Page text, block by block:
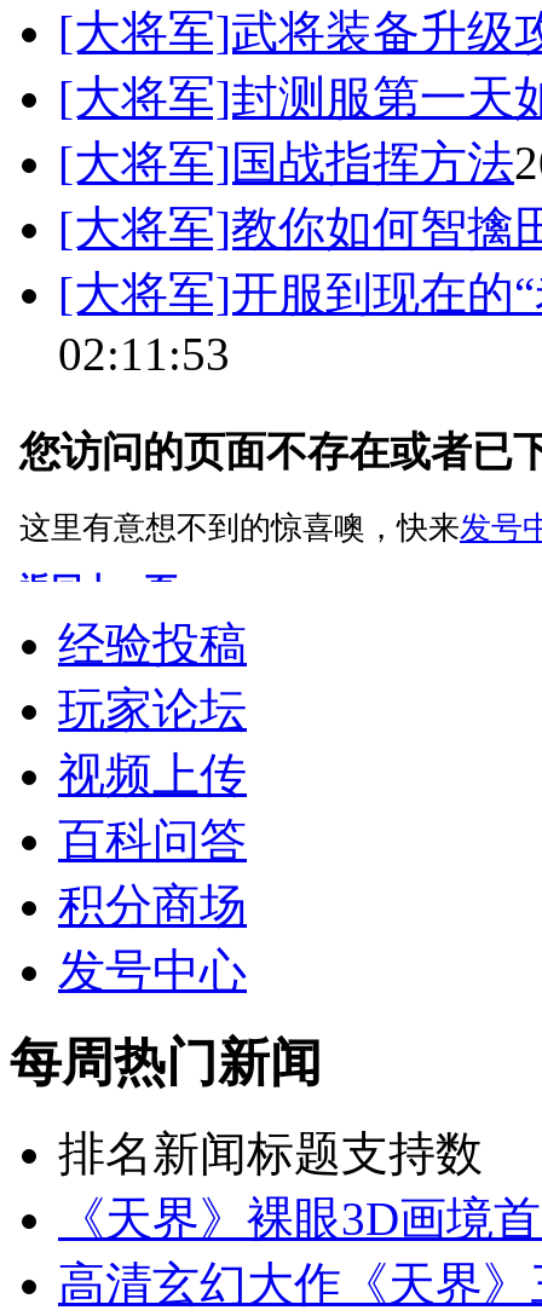
[大将军]武将装备升级
[大将军]封测服第一天
[大将军]国战指挥方法
[大将军]教你如何智擒
[大将军]开服到现在的
02:11:53
经验投稿
玩家论坛
视频上传
百科问答
积分商场
发号中心
每周热门新闻
排名新闻标题支持数
《天界》裸眼3D画境
高清玄幻大作《天界